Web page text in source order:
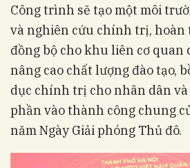
Công trình sẽ tạo một môi
và nghiên cứu chính trị, hoàn
đồng bộ cho khu liên cơ quan
nâng cao chất lượng đào tạo,
dục chính trị cho nhân dân và
phần vào thành công chung
năm Ngày Giải phóng Thủ đô.